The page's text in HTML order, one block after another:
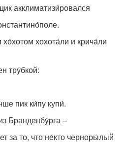
акклиматизи́ровался
хохота́ли и крича́ли
тру́бкой:
пик ки́пу купи́.
Бранденбу́рга –
за то, что не́кто черноры́лый